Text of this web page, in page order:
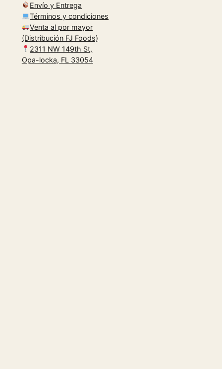
Envío y Entrega
Términos y condiciones
Venta al por mayor
(Distribución FJ Foods)
2311 NW 149th St,
Opa-locka, FL 33054